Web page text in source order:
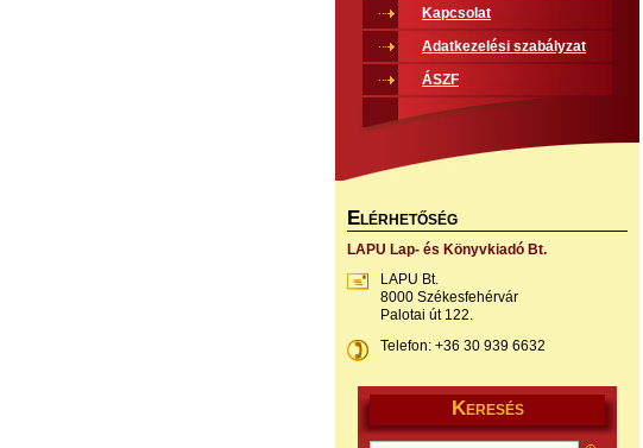
Kapcsolat
Adatkezelési szabályzat
ÁSZF
ELÉRHETŐSÉG
LAPU Lap- és Könyvkiadó Bt.
LAPU Bt.
8000 Székesfehérvár
Palotai út 122.
Telefon: +36 30 939 6632
KERESÉS